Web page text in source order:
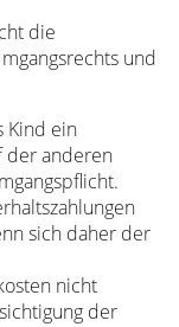
die
und
Kind ein
der anderen
sich daher der
nicht
der